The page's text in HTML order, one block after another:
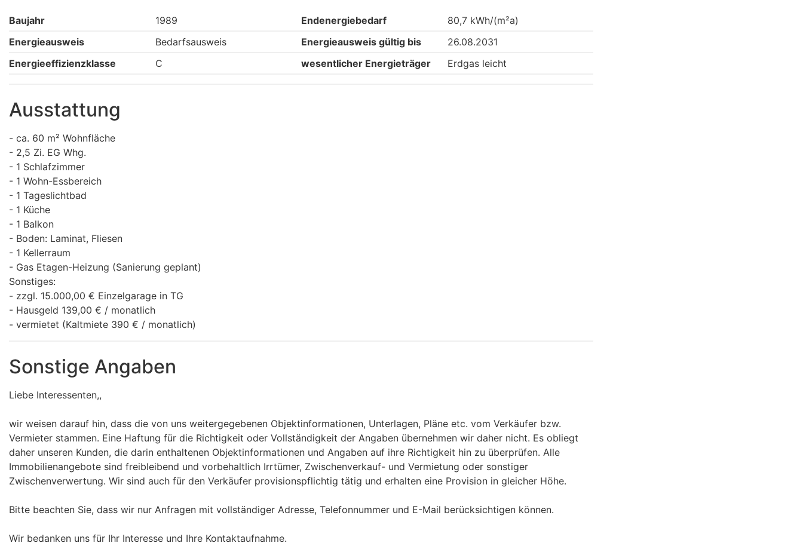
Baujahr 1989 Endenergiebedarf
80,7 kWh/(m²a)
Energieausweis
Bedarfsausweis Energieausweis gültig bis
26.08.2031
Energieeffizienzklasse
C wesentlicher Energieträger Erdgas leicht
Ausstattung
- ca. 60 m² Wohnfläche
- 2,5 Zi. EG Whg.
- 1 Schlafzimmer
- 1 Wohn-Essbereich
- 1 Tageslichtbad
- 1 Küche
- 1 Balkon
- Boden: Laminat, Fliesen
- 1 Kellerraum
- Gas Etagen-Heizung (Sanierung geplant)
Sonstiges:
- zzgl. 15.000,00 € Einzelgarage in TG
- Hausgeld 139,00 € / monatlich
- vermietet (Kaltmiete 390 € / monatlich)
Sonstige Angaben
Liebe Interessenten,,
wir weisen darauf hin, dass die von uns weitergegebenen Objektinformationen, Unterlagen, Pläne etc. vom Verkäufer bzw.
Vermieter stammen. Eine Haftung für die Richtigkeit oder Vollständigkeit der Angaben übernehmen wir daher nicht. Es obliegt
daher unseren Kunden, die darin enthaltenen Objektinformationen und Angaben auf ihre Richtigkeit hin zu überprüfen. Alle
Immobilienangebote sind freibleibend und vorbehaltlich Irrtümer, Zwischenverkauf- und Vermietung oder sonstiger
Zwischenverwertung. Wir sind auch für den Verkäufer provisionspflichtig tätig und erhalten eine Provision in gleicher Höhe.
Bitte beachten Sie, dass wir nur Anfragen mit vollständiger Adresse, Telefonnummer und E-Mail berücksichtigen können.
Wir bedanken uns für Ihr Interesse und Ihre Kontaktaufnahme.